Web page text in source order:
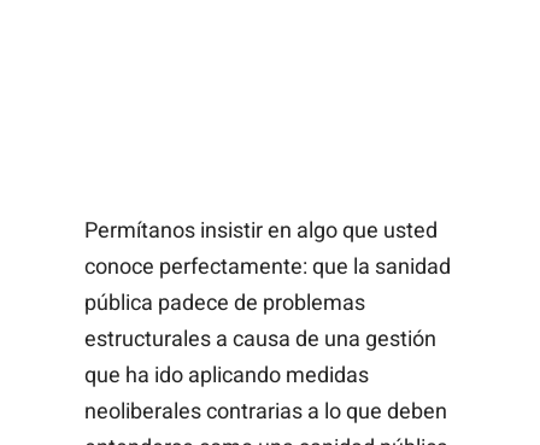
Permítanos insistir en algo que usted
conoce perfectamente: que la sanidad
pública padece de problemas
estructurales a causa de una gestión
que ha ido aplicando medidas
neoliberales contrarias a lo que deben